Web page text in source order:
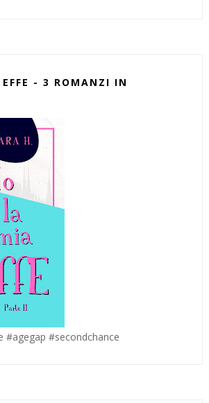
- 3 ROMANZI IN
#agegap #secondchance